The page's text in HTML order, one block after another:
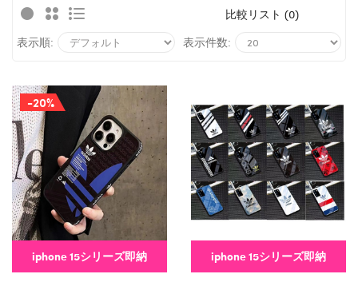
比較リスト (0)
表示順:
表示件数:
-20%
iphone 15シリーズ即納 iphone 15シリーズ即納